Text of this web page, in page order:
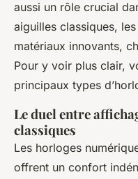
aussi un rôle crucial
aiguilles classiques,
matériaux innovants,
Pour y voir plus clair,
principaux types
Le duel entre
classiques
Les horloges
offrent un confort